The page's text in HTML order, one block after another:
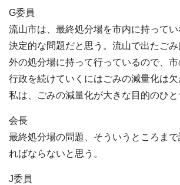
G委員
流山市は、最終処分場を市内に持って
決定的な問題だと思う。流山で出たご
外の処分場に持って行っているので、
行政を続けていくにはごみの減量化は欠
私は、ごみの減量化が大きな目的のひと
会長
最終処分場の問題、そういうところま
ればならないと思う。
J委員